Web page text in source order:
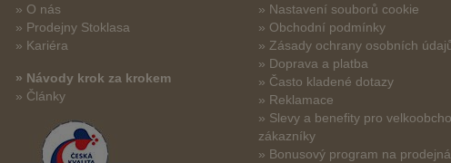
» O nás
» Prodejny Stoklasa
» Kariéra
» Návody krok za krokem
» Články
» Nastavení souborů cookie
» Obchodní podmínky
» Zásady ochrany osobních
» Doprava a platba
» Často kladené dotazy
» Reklamace
» Slevy a benefity pro
zákazníky
» Bonusový program na